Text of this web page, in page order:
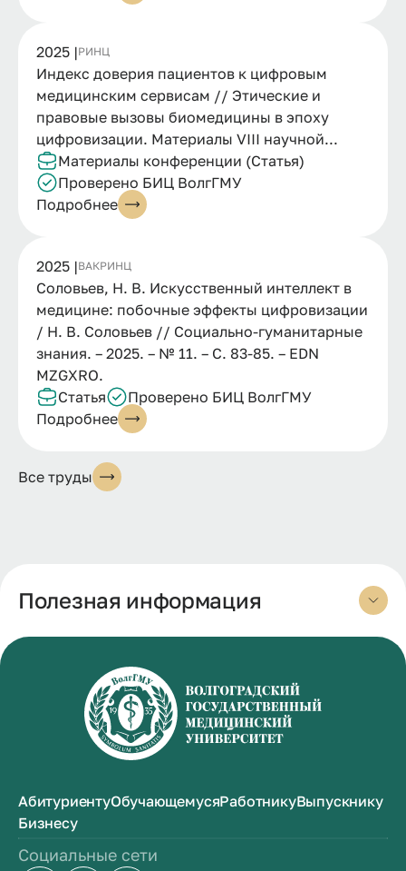
2025 |РИНЦ
Индекс доверия пациентов к цифровым
медицинским сервисам // Этические и
правовые вызовы биомедицины в эпоху
цифровизации. Материалы VIII научной...
Материалы конференции (Статья)
Проверено БИЦ ВолгГМУ
Подробнее
2025 |ВАКРИНЦ
Соловьев, Н. В. Искусственный интеллект в
медицине: побочные эффекты цифровизации
/ Н. В. Соловьев // Социально-гуманитарные
знания. – 2025. – № 11. – С. 83-85. – EDN
MZGXRO.
Статья
Проверено БИЦ ВолгГМУ
Подробнее
Все труды
Полезная информация
АбитуриентуОбучающемусяРаботникуВыпускнику
Бизнесу
Социальные сети